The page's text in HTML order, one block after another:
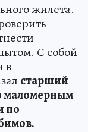
жилета.
С собой
в
старший
маломерным
по